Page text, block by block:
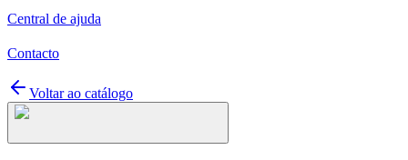
Central de ajuda
Contacto
Voltar ao catálogo